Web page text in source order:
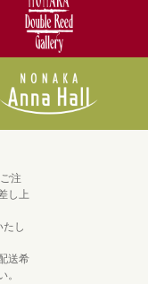
注
し上
し
送希
。